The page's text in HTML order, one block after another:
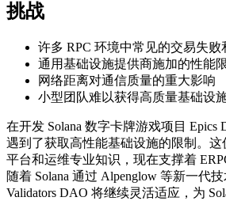
挑战
许多 RPC 环境中常见的交易失败
通用基础设施提供商施加的性能
网络距离对通信质量的重大影响
小型团队难以获得高质量基础设
在开发 Solana 数字卡牌游戏项目 Epics
遇到了获取高性能基础设施的限制。
平台和运维专业知识，现在支撑着
随着 Solana 通过 Alpenglow 等新一代
Validators DAO 将继续灵活适应，为